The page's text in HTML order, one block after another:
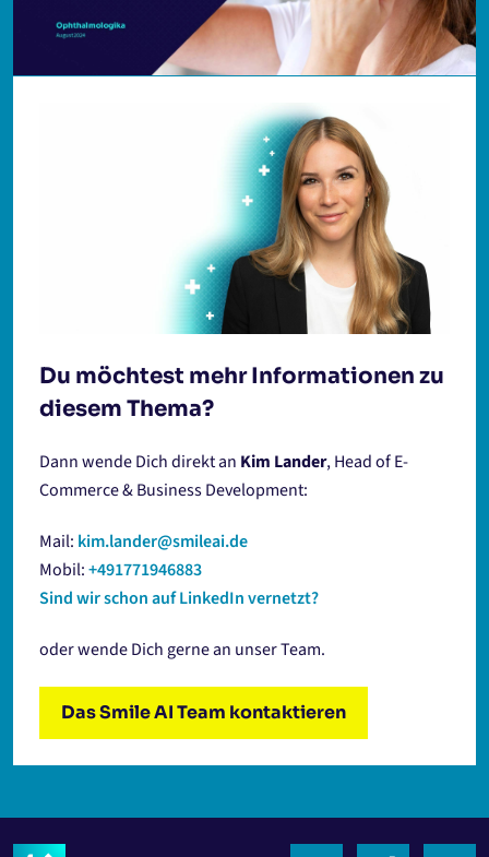
Du möchtest mehr Informationen zu
diesem Thema?
Dann wende Dich direkt an Kim Lander, Head of E-
Commerce & Business Development:
Mail: kim.lander@smileai.de
Mobil:+491771946883
Sind wir schon auf LinkedIn vernetzt?
oder wende Dich gerne an unser Team.
Das Smile AI Team kontaktieren